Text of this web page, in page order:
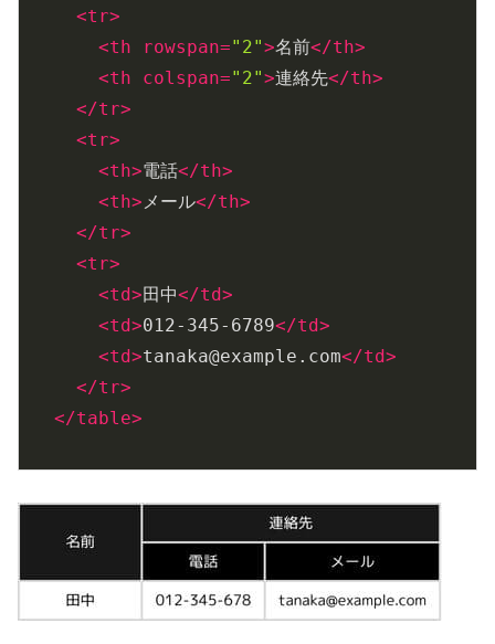
<tr>
<th rowspan="2">名前</th>
<th colspan="2">連絡先</th>
</tr>
<tr>
<th>電話</th>
<th>メール</th>
</tr>
<tr>
<td>田中</td>
<td>012-345-6789</td>
<td>tanaka@example.com</td>
</tr>
</table>